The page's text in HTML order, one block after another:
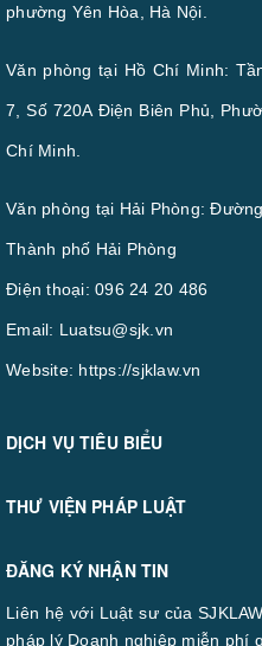
phường Yên Hòa, Hà Nội.
Văn phòng tại Hồ Chí Minh:
7, Số 720A Điện Biên Phủ,
Chí Minh.
Văn phòng tại Hải Phòng:
Thành phố Hải Phòng
Điện thoại: 096 24 20 486
Email: Luatsu@sjk.vn
Website: https://sjklaw.vn
DỊCH VỤ TIÊU BIỂU
THƯ VIỆN PHÁP LUẬT
ĐĂNG KÝ NHẬN TIN
Liên hệ với Luật sư của
pháp lý Doanh nghiệp miễn phí